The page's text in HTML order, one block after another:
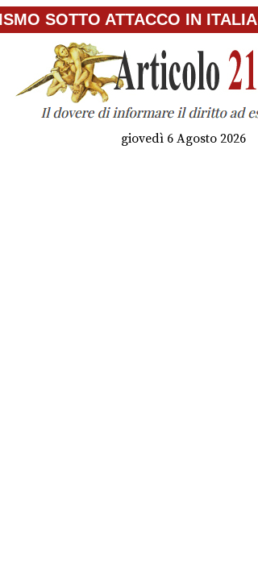
SOTTO ATTACCO IN ITALIA
giovedì 6 Agosto 2026